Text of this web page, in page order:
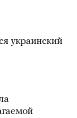
украинский